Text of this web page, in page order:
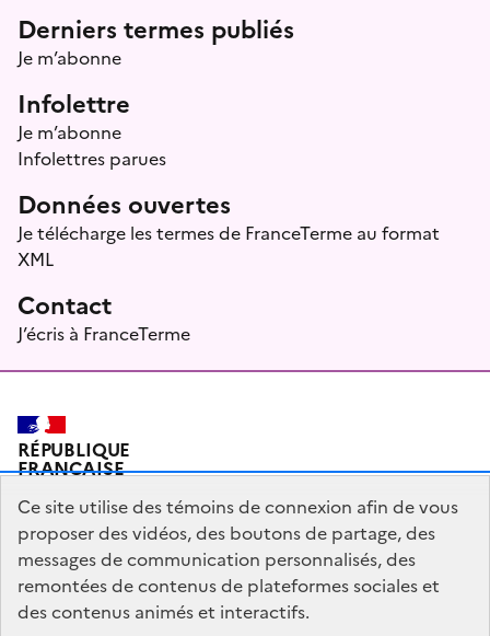
Menu prefooter
Derniers termes publiés
Je m’abonne
Infolettre
Je m’abonne
Infolettres parues
Données ouvertes
Je télécharge les termes de FranceTerme au format
XML
Contact
J’écris à FranceTerme
RÉPUBLIQUE
FRANÇAISE
Plan du site Mentions légales Qui sommes-nous ?
Partagez votre expérience pour améliorer les services
Ce site utilise des témoins de connexion afin de vous
proposer des vidéos, des boutons de partage, des
messages de communication personnalisés, des
remontées de contenus de plateformes sociales et
des contenus animés et interactifs.